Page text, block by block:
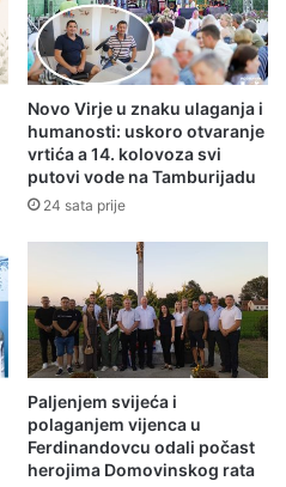
Novo Virje u znaku ulaganja i
humanosti: uskoro otvaranje
vrtića a 14. kolovoza svi
putovi vode na Tamburijadu
24 sata prije
Paljenjem svijeća i
polaganjem vijenca u
Ferdinandovcu odali počast
herojima Domovinskog rata